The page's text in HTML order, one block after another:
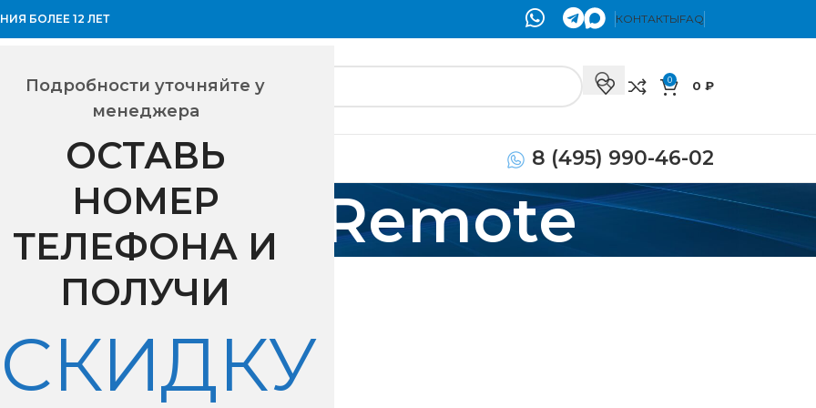
Подробности уточняйте у
менеджера
ОСТАВЬ
НОМЕР
ТЕЛЕФОНА И
ПОЛУЧИ
СКИДКУ
БОЛЕЕ 12 ЛЕТ КОНТАКТЫFAQ
0 0 ₽
8 (495) 990-46-02
Tion Remote